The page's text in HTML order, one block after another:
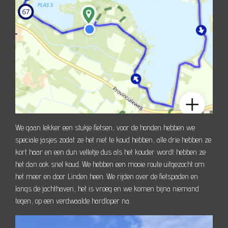
We gaan lekker een stukje fietsen, voor de honden hebben we
speciale jasjes zodat ze het niet te koud hebben, alle drie hebben ze
kort haar en een dun velletje dus als het kouder wordt hebben ze
het dan ook snel koud. We hebben een mooie route uitgezocht om
het meer en door Linden heen. We rijden over de fietspaden en
langs de jachthaven, het is vroeg en we komen bijna niemand
tegen, op een verdwaalde hardloper na.